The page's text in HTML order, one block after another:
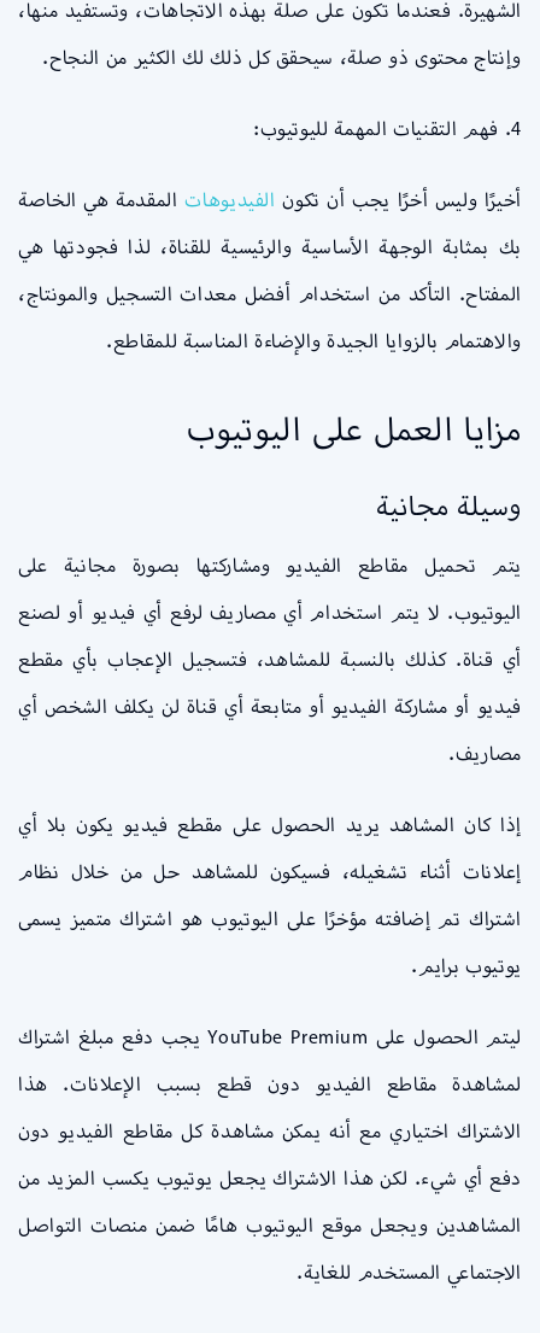
الشهيرة. فعندما تكون على صلة بهذه الاتجاهات، وتستفيد منها،
وإنتاج محتوى ذو صلة، سيحقق كل ذلك لك الكثير من النجاح.
4. فهم التقنيات المهمة لليوتيوب:
أخيرًا وليس أخرًا يجب أن تكون الفيديوهاتالمقدمة هي الخاصة
بك بمثابة الوجهة الأساسية والرئيسية للقناة، لذا فجودتها هي
المفتاح. التأكد من استخدام أفضل معدات التسجيل والمونتاج،
والاهتمام بالزوايا الجيدة والإضاءة المناسبة للمقاطع.
مزايا العمل على اليوتيوب
وسيلة مجانية
يتم تحميل مقاطع الفيديو ومشاركتها بصورة مجانية على
اليوتيوب. لا يتم استخدام أي مصاريف لرفع أي فيديو أو لصنع
أي قناة. كذلك بالنسبة للمشاهد، فتسجيل الإعجاب بأي مقطع
فيديو أو مشاركة الفيديو أو متابعة أي قناة لن يكلف الشخص أي
مصاريف.
إذا كان المشاهد يريد الحصول على مقطع فيديو يكون بلا أي
إعلانات أثناء تشغيله، فسيكون للمشاهد حل من خلال نظام
اشتراك تم إضافته مؤخرًا على اليوتيوب هو اشتراك متميز يسمى
يوتيوب برايم.
ليتم الحصول على YouTube Premium يجب دفع مبلغ اشتراك
لمشاهدة مقاطع الفيديو دون قطع بسبب الإعلانات. هذا
الاشتراك اختياري مع أنه يمكن مشاهدة كل مقاطع الفيديو دون
دفع أي شيء. لكن هذا الاشتراك يجعل يوتيوب يكسب المزيد من
المشاهدين ويجعل موقع اليوتيوب هامًا ضمن منصات التواصل
الاجتماعي المستخدم للغاية.